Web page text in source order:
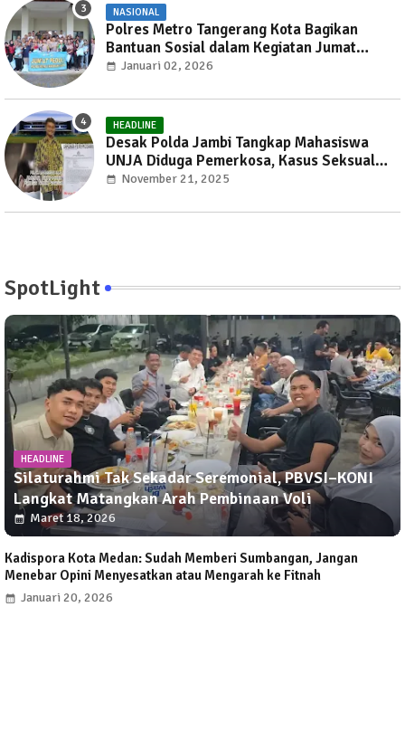
NASIONAL
Polres Metro Tangerang Kota Bagikan
Bantuan Sosial dalam Kegiatan Jumat
Peduli
Januari 02, 2026
HEADLINE
Desak Polda Jambi Tangkap Mahasiswa
UNJA Diduga Pemerkosa, Kasus Seksual
Kembali Gemparkan Jambi
November 21, 2025
SpotLight
HEADLINE
Silaturahmi Tak Sekadar Seremonial, PBVSI–KONI
Langkat Matangkan Arah Pembinaan Voli
Maret 18, 2026
Kadispora Kota Medan: Sudah Memberi Sumbangan, Jangan
Menebar Opini Menyesatkan atau Mengarah ke Fitnah
Januari 20, 2026